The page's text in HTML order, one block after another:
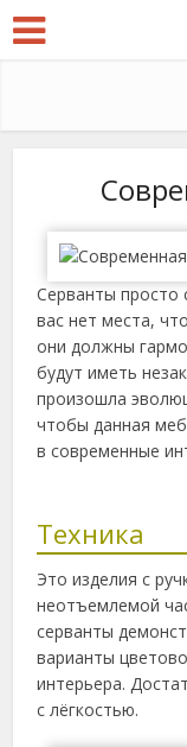
Серванты просто
вас нет места,
они должны
будут иметь
произошла
чтобы данная
в современные
Техника
Это изделия с
неотъемлемой
серванты
варианты
интерьера.
с лёгкостью.